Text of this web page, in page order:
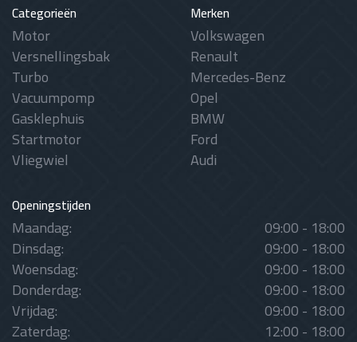
Categorieën
Motor
Versnellingsbak
Turbo
Vacuumpomp
Gasklephuis
Startmotor
Vliegwiel
Merken
Volkswagen
Renault
Mercedes-Benz
Opel
BMW
Ford
Audi
Openingstijden
Maandag: 09:00 - 18:00
Dinsdag: 09:00 - 18:00
Woensdag: 09:00 - 18:00
Donderdag: 09:00 - 18:00
Vrijdag: 09:00 - 18:00
Zaterdag: 12:00 - 18:00